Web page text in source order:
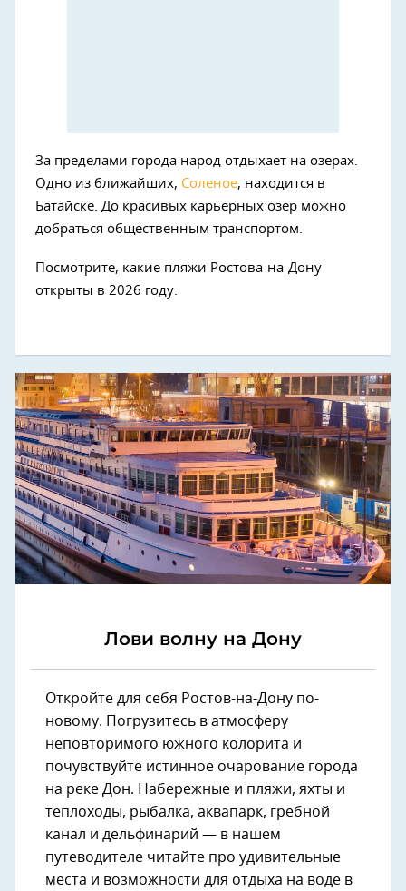
За пределами города народ отдыхает на озерах.
Одно из ближайших, Соленое, находится в
Батайске. До красивых карьерных озер можно
добраться общественным транспортом.
Посмотрите, какие пляжи Ростова-на-Дону
открыты в 2026 году.
Лови волну на Дону
Откройте для себя Ростов-на-Дону по-
новому. Погрузитесь в атмосферу
неповторимого южного колорита и
почувствуйте истинное очарование города
на реке Дон. Набережные и пляжи, яхты и
теплоходы, рыбалка, аквапарк, гребной
канал и дельфинарий — в нашем
путеводителе читайте про удивительные
места и возможности для отдыха на воде в